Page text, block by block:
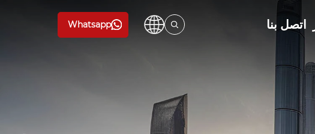
اتصل بنا Whatsapp